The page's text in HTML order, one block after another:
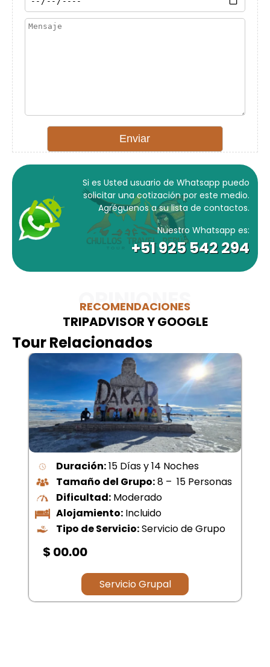
Si es Usted usuario de Whatsapp puedo
solicitar una cotización por este medio.
Agréguenos a su lista de contactos.
Nuestro Whatsapp es:
+51 925 542 294
OPINIONES
RECOMENDACIONES
TRIPADVISOR Y GOOGLE
Tour Relacionados
Duración:15 Días y 14 Noches
Tamaño del Grupo:8 – 15 Personas
Dificultad:Moderado
Alojamiento:Incluido
Tipo de Servicio:Servicio de Grupo
$ 00.00
Servicio Grupal